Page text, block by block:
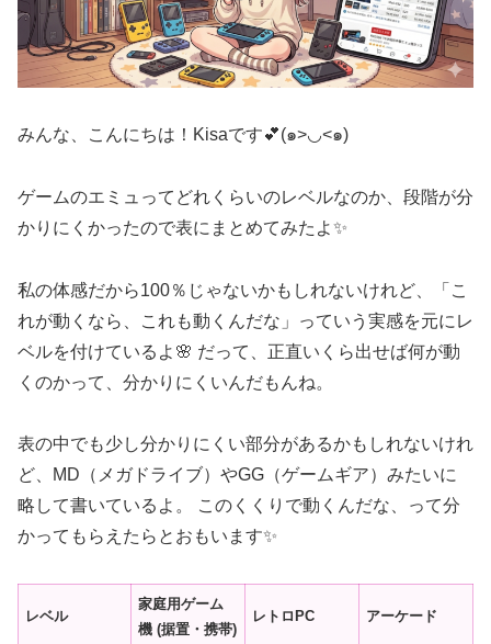
みんな、こんにちは！Kisaです💕(๑>◡<๑)
ゲームのエミュってどれくらいのレベルなのか、段階が分
かりにくかったので表にまとめてみたよ✨
私の体感だから100％じゃないかもしれないけれど、「こ
れが動くなら、これも動くんだな」っていう実感を元にレ
ベルを付けているよ🌸 だって、正直いくら出せば何が動
くのかって、分かりにくいんだもんね。
表の中でも少し分かりにくい部分があるかもしれないけれ
ど、MD（メガドライブ）やGG（ゲームギア）みたいに
略して書いているよ。 このくくりで動くんだな、って分
かってもらえたらとおもいます✨
レベル
家庭用ゲーム
機 (据置・携帯)
レトロPC アーケード